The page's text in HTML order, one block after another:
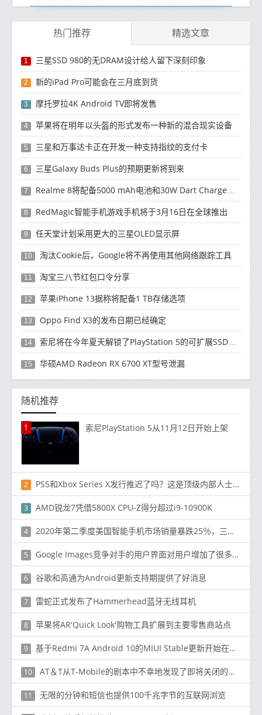
热门推荐 精选文章
1 三星SSD 980的无DRAM设计给人留下深刻印象
2 新的iPad Pro可能会在三月底到货
3 摩托罗拉4K Android TV即将发售
4 苹果将在明年以头盔的形式发布一种新的混合现实设备
5 三星和万事达卡正在开发一种支持指纹的支付卡
6 三星Galaxy Buds Plus的预期更新将到来
7 Realme 8将配备5000 mAh电池和30W Dart Charge功能
8 RedMagic智能手机游戏手机将于3月16日在全球推出
9 任天堂计划采用更大的三星OLED显示屏
10 淘汰Cookie后，Google将不再使用其他网络跟踪工具
11 淘宝三八节红包口令分享
12 苹果iPhone 13据称将配备1 TB存储选项
13 Oppo Find X3的发布日期已经确定
14 索尼将在今年夏天解锁了PlayStation 5的可扩展SSD插槽
15 华硕AMD Radeon RX 6700 XT型号泄漏
随机推荐
1 索尼PlayStation 5从11月12日开始上架
2 PS5和Xbox Series X发行推迟了吗？这是顶级内部人士所说的
3 AMD锐龙7凭借5800X CPU-Z得分超过i9-10900K
4 2020年第二季度美国智能手机市场销量暴跌25％，三星受影响最小
5 Google Images竞争对手的用户界面对用户增加了很多功能
6 谷歌和高通为Android更新支持期提供了好消息
7 雷蛇正式发布了Hammerhead蓝牙无线耳机
8 苹果将​​AR'Quick Look'购物工具扩展到主要零售商站点
9 基于Redmi 7A Android 10的MIUI Stable更新开始在印度推出
10 AT＆T从T-Mobile的剧本中不幸地发现了即将关闭的商店
11 无限的分钟和短信也提供100千兆字节的互联网浏览